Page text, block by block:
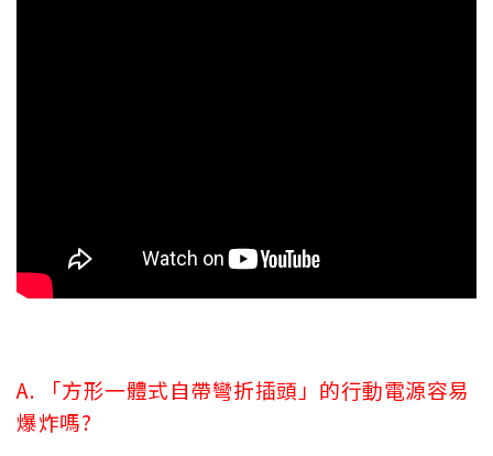
A. 「方形一體式自帶彎折插頭」的行動電源容易
爆炸嗎?